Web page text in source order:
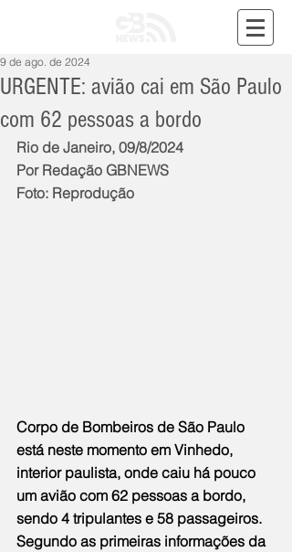
URGENTE: avião cai em São Paulo
com 62 pessoas a bordo
9 de ago. de 2024
Rio de Janeiro, 09/8/2024
Por Redação GBNEWS
Foto: Reprodução
Corpo de Bombeiros de São Paulo
está neste momento em Vinhedo,
interior paulista, onde caiu há pouco
um avião com 62 pessoas a bordo,
sendo 4 tripulantes e 58 passageiros.
Segundo as primeiras informações da